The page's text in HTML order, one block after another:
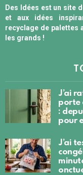
Des Idées est un site
et aux idées
recyclage de palettes
les grands !
J’ai
porte
:
pour
J’ai